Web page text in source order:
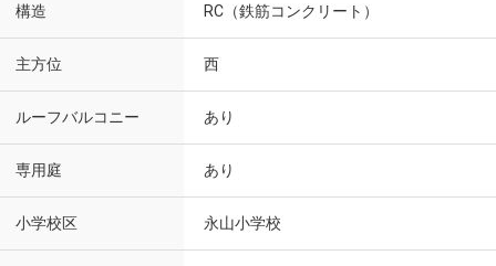
構造 RC（鉄筋コンクリート）
主方位 西
ルーフバルコニー あり
専用庭 あり
小学校区 永山小学校